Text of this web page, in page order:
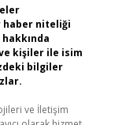
haber niteliği
kişiler ile isim
bilgiler
ve İletişim